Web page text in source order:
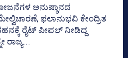
ಅನುಷ್ಠಾನದ
ಫಲಾನುಭವಿ ಕೇಂದ್ರಿತ
ರೈಟ್‌ ಪೀಪಲ್‌ ನೀಡಿದ್ದ
ರಾಜ್ಯ...